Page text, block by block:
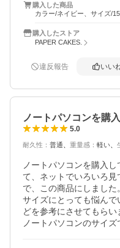
結果、正解でした。
ケーブル類やA4だった
持ち手のところにポケッ
持ち手を収納出来るの
同じ部署の人にも貸し
配送もポストインで早か
注文番号
ookami-10126718
購入した商品
カラー/ネイビー、サイズ/
購入したストア
PAPER CAKES.
違反報告 いい
ノートパソコンを購
5.0
耐久性 ： 普通 重量感 ： 軽い
ノートパソコンを購入
て、ネットでいろいろ
で、この商品にしました。
サイズにとっても悩ん
どを参考にさせてもらい
ノートパソコンのサイズ